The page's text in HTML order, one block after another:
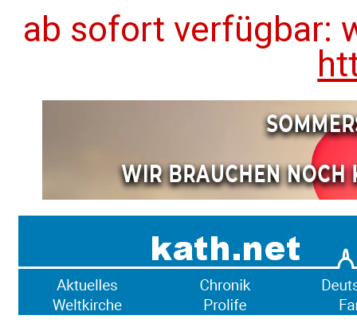
ab sofort verfügbar: